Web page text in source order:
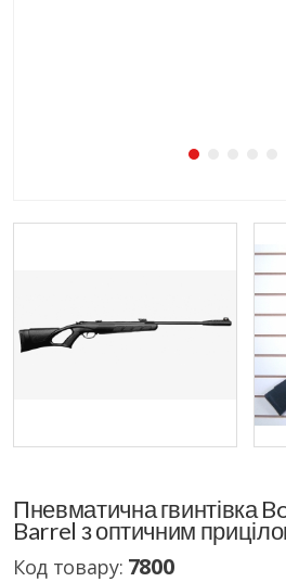
Пневматична гвинтівка
Barrel з оптичним
Код товару: 7800